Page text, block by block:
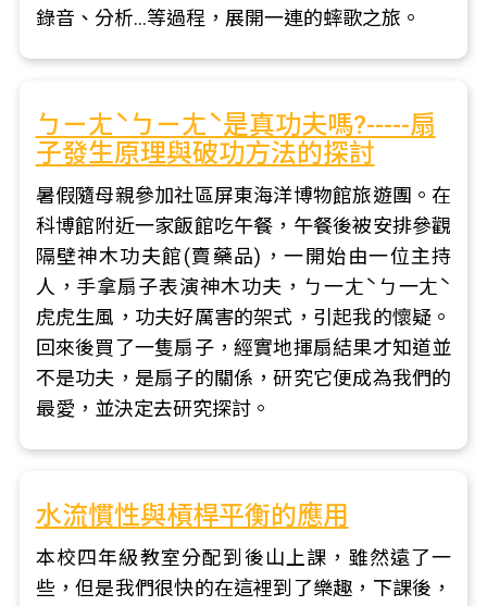
錄音、分析...等過程，展開一連的蟀歌之旅。
ㄅㄧㄤˋㄅㄧㄤˋ是真功夫嗎?-----扇
子發生原理與破功方法的探討
暑假隨母親參加社區屏東海洋博物館旅遊團。在
科博館附近一家飯館吃午餐，午餐後被安排參觀
隔壁神木功夫館(賣藥品)，一開始由一位主持
人，手拿扇子表演神木功夫，ㄅ一ㄤˋㄅ一ㄤˋ
虎虎生風，功夫好厲害的架式，引起我的懷疑。
回來後買了一隻扇子，經實地揮扇結果才知道並
不是功夫，是扇子的關係，研究它便成為我們的
最愛，並決定去研究探討。
水流慣性與槓桿平衡的應用
本校四年級教室分配到後山上課，雖然遠了一
些，但是我們很快的在這裡到了樂趣，下課後，